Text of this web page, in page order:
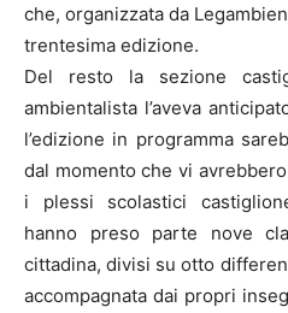
che, organizzata da
trentesima edizione.
Del resto la sezione
ambientalista l’aveva
l’edizione in programma
dal momento che vi
i plessi scolastici
hanno preso parte nove
cittadina, divisi su otto
accompagnata dai propri